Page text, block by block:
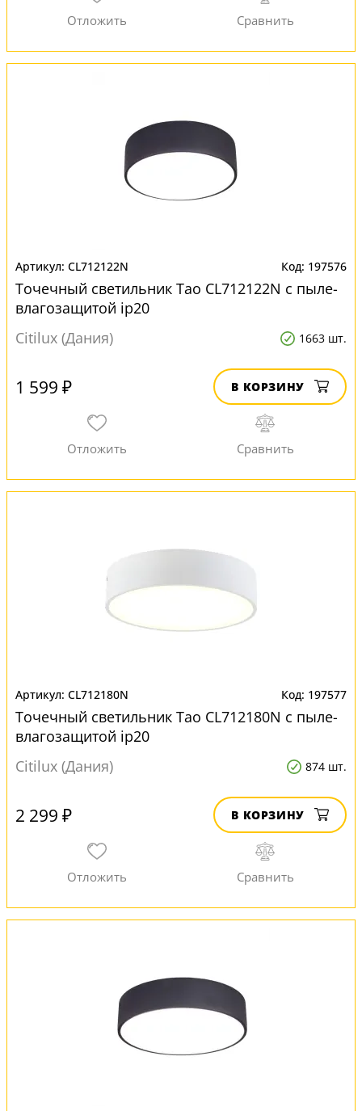
CL712122N 197576
Точечный светильник Тао CL712122N с пыле-
влагозащитой ip20
Citilux (Дания)
1663 шт.
1 599 ₽ В КОРЗИНУ
CL712180N 197577
Точечный светильник Тао CL712180N с пыле-
влагозащитой ip20
Citilux (Дания)
874 шт.
2 299 ₽ В КОРЗИНУ